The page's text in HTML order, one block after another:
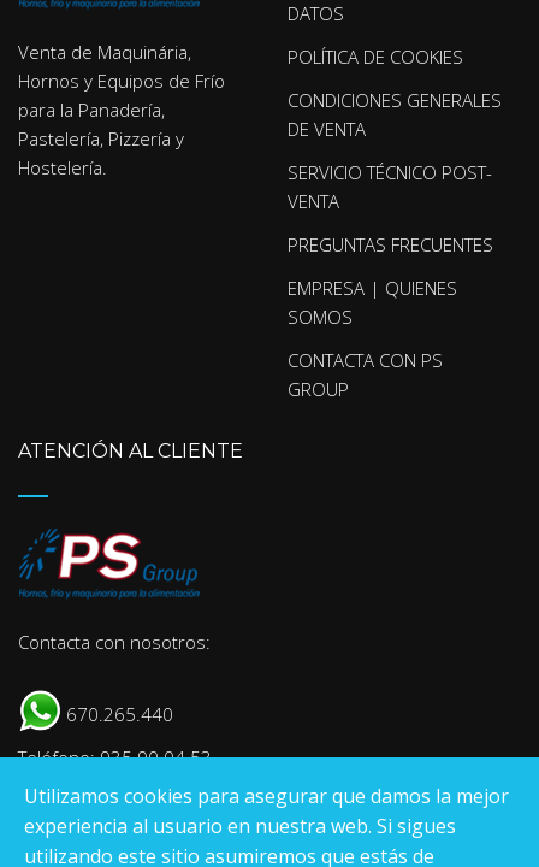
Venta de Maquinária,
Hornos y Equipos de Frío
para la Panadería,
Pastelería, Pizzería y
Hostelería.
DATOS
POLÍTICA DE COOKIES
CONDICIONES GENERALES
DE VENTA
SERVICIO TÉCNICO POST-
VENTA
PREGUNTAS FRECUENTES
EMPRESA | QUIENES
SOMOS
CONTACTA CON PS
GROUP
ATENCIÓN AL CLIENTE
Contacta con nosotros:
670.265.440
Teléfono: 935 90 04 53
E-mail:info@psgroup.es
Utilizamos cookies para asegurar que damos la mejor
experiencia al usuario en nuestra web. Si sigues
utilizando este sitio asumiremos que estás de